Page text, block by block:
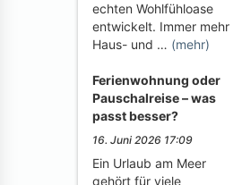
echten Wohlfühloase
entwickelt. Immer mehr
Haus- und … (mehr)
Ferienwohnung oder
Pauschalreise – was
passt besser?
16. Juni 2026 17:09
Ein Urlaub am Meer
gehört für viele